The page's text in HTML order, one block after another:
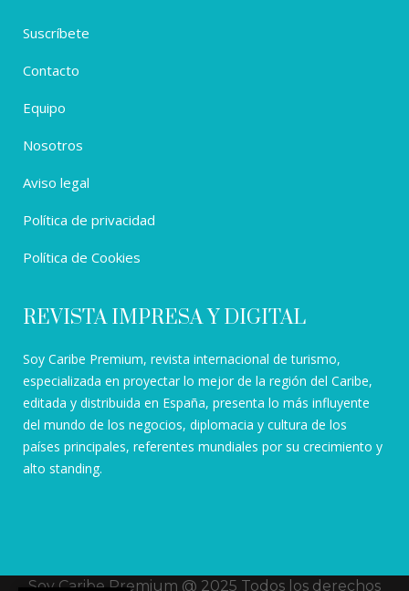
Suscríbete
Contacto
Equipo
Nosotros
Aviso legal
Política de privacidad
Política de Cookies
REVISTA IMPRESA Y DIGITAL
Soy Caribe Premium, revista internacional de turismo,
especializada en proyectar lo mejor de la región del Caribe,
editada y distribuida en España, presenta lo más influyente
del mundo de los negocios, diplomacia y cultura de los
países principales, referentes mundiales por su crecimiento y
alto standing.
Soy Caribe Premium @ 2025 Todos los derechos